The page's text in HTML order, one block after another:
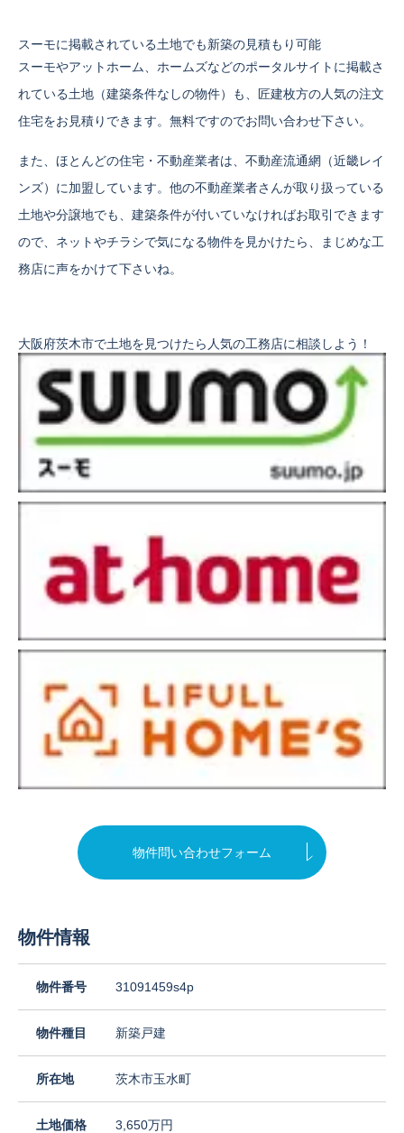
スーモに掲載されている土地でも新築の見積もり可能
スーモやアットホーム、ホームズなどのポータルサイトに掲載さ
れている土地（建築条件なしの物件）も、匠建枚方の人気の注文
住宅をお見積りできます。無料ですのでお問い合わせ下さい。
また、ほとんどの住宅・不動産業者は、不動産流通網（近畿レイ
ンズ）に加盟しています。他の不動産業者さんが取り扱っている
土地や分譲地でも、建築条件が付いていなければお取引できます
ので、ネットやチラシで気になる物件を見かけたら、まじめな工
務店に声をかけて下さいね。
大阪府茨木市で土地を見つけたら人気の工務店に相談しよう！
物件問い合わせフォーム
物件情報
物件番号 31091459s4p
物件種目 新築戸建
所在地 茨木市玉水町
土地価格 3,650万円